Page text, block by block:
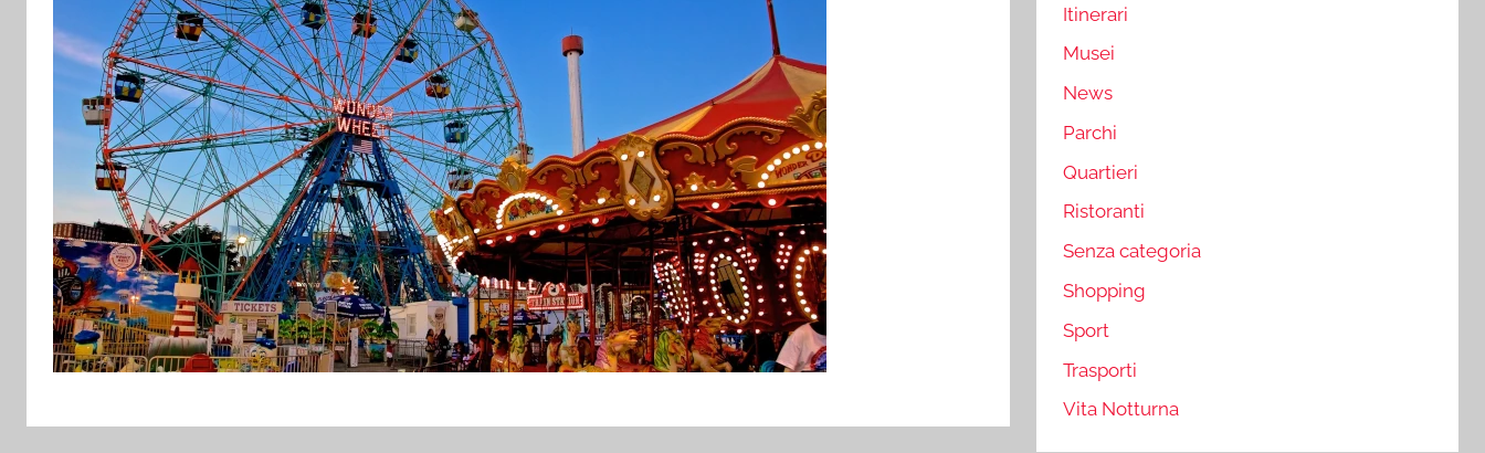
Itinerari
Musei
News
Parchi
Quartieri
Ristoranti
Senza categoria
Shopping
Sport
Trasporti
Vita Notturna